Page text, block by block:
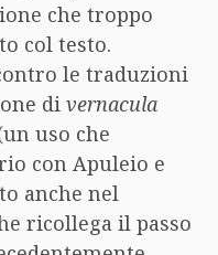
che troppo
col testo.
le traduzioni
di vernacula
uso che
con Apuleio e
anche nel
ricollega il passo